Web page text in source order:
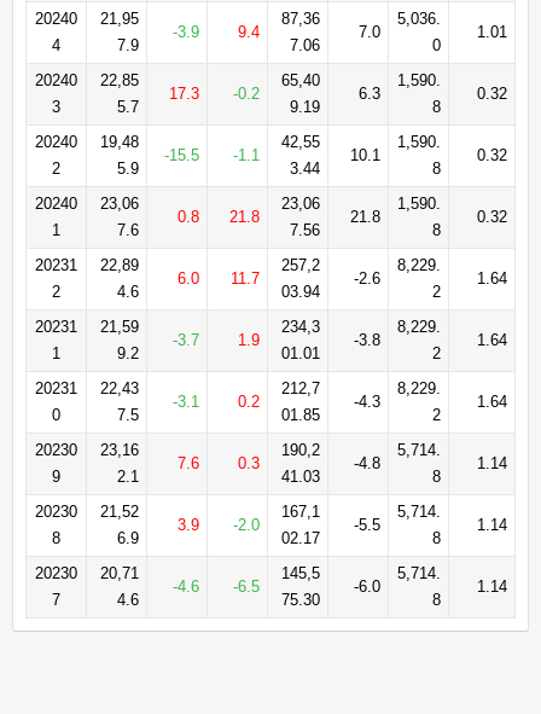
20240
4
21,95
7.9
-3.9 9.4
87,36
7.06
7.0
5,036.
0
1.01
20240
3
22,85
5.7
17.3 -0.2
65,40
9.19
6.3
1,590.
8
0.32
20240
2
19,48
5.9
-15.5 -1.1
42,55
3.44
10.1
1,590.
8
0.32
20240
1
23,06
7.6
0.8 21.8
23,06
7.56
21.8
1,590.
8
0.32
20231
2
22,89
4.6
6.0 11.7
257,2
03.94
-2.6
8,229.
2
1.64
20231
1
21,59
9.2
-3.7 1.9
234,3
01.01
-3.8
8,229.
2
1.64
20231
0
22,43
7.5
-3.1 0.2
212,7
01.85
-4.3
8,229.
2
1.64
20230
9
23,16
2.1
7.6 0.3
190,2
41.03
-4.8
5,714.
8
1.14
20230
8
21,52
6.9
3.9 -2.0
167,1
02.17
-5.5
5,714.
8
1.14
20230
7
20,71
4.6
-4.6 -6.5
145,5
75.30
-6.0
5,714.
8
1.14